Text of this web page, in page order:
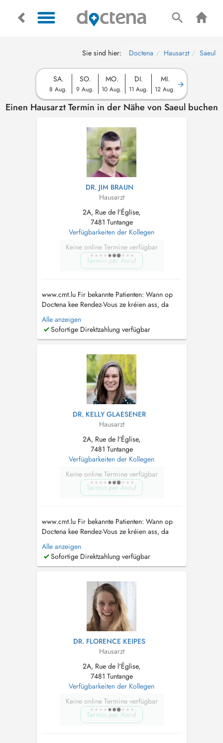
Sie sind hier: Doctena Hausarzt Saeul
SA.
8 Aug.
SO.
9 Aug.
MO.
10 Aug.
DI.
11 Aug.
MI.
12 Aug.
Einen Hausarzt Termin in der Nähe von Saeul buchen
DR. JIM BRAUN
Hausarzt
2A, Rue de l'Église,
7481 Tuntange
Verfügbarkeiten der Kollegen
Keine online Termine verfügbar
Termin per Anruf
www.cmt.lu Fir bekannte Patienten: Wann op
Doctena kee Rendez-Vous ze kréien ass, da
rufft eis gären un. Pour patients connus: Si
vous ne trouvez pas de rendez-vous sur
Doctena, n'hésitez pas de nous appeler....
Alle anzeigen
Sofortige Direktzahlung verfügbar
DR. KELLY GLAESENER
Hausarzt
2A, Rue de l'Église,
7481 Tuntange
Verfügbarkeiten der Kollegen
Keine online Termine verfügbar
Termin per Anruf
www.cmt.lu Fir bekannte Patienten: Wann op
Doctena kee Rendez-Vous ze kréien ass, da
rufft eis gären un. Pour patients connus: Si
vous ne trouvez pas de rendez-vous sur
Doctena, n'hésitez pas de nous appeler....
Alle anzeigen
Sofortige Direktzahlung verfügbar
DR. FLORENCE KEIPES
Hausarzt
2A, Rue de l'Église,
7481 Tuntange
Verfügbarkeiten der Kollegen
Keine online Termine verfügbar
Termin per Anruf